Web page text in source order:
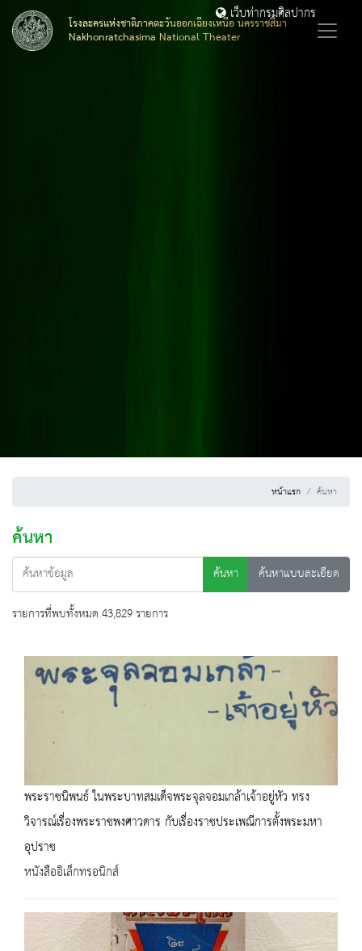
โรงละครแห่งชาติภาคตะวันออกเฉียงเหนือ นครราชสีมา
Nakhonratchasima National Theater
เว็บท่ากรมศิลปากร
หน้าแรก ค้นหา
ค้นหา
ค้นหา
ค้นหาแบบละเอียด
รายการที่พบทั้งหมด 43,829 รายการ
พระราชนิพนธ์ ในพระบาทสมเด็จพระจุลจอมเกล้าเจ้าอยู่หัว ทรง
วิจารณ์เรื่องพระราชพงศาวดาร กับเรื่องราชประเพณีการตั้งพระมหา
อุปราช
หนังสืออิเล็กทรอนิกส์